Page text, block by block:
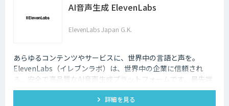
AI音声生成 ElevenLabs
ElevenLabs Japan G.K.
あらゆるコンテンツやサービスに、世界中の言語と声を。
ElevenLabs（イレブンラボ）は、世界中の企業に信頼され
る、安全で高品質なAI音声生成プラットフォームです。最先端
の技術で自然な音声を生成し、多言語対応やボイスクローニン
グ機能も、悪用を防ぐ倫理的ガードレールの中で提供します。
詳細を見る